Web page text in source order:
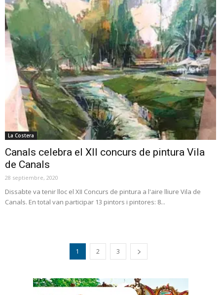
La Costera
Canals celebra el XII concurs de pintura Vila
de Canals
28 septiembre, 2020
Dissabte va tenir lloc el XII Concurs de pintura a l'aire lliure Vila de
Canals. En total van participar 13 pintors i pintores: 8...
1 2 3